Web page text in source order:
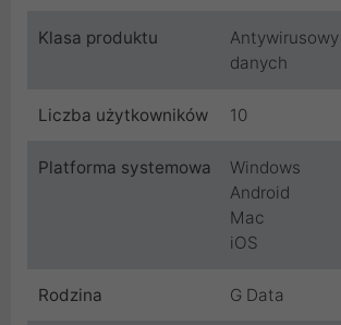
Klasa produktu
danych
Liczba użytkowników 10
Platforma systemowa
Windows
Android
Mac
iOS
Rodzina G Data